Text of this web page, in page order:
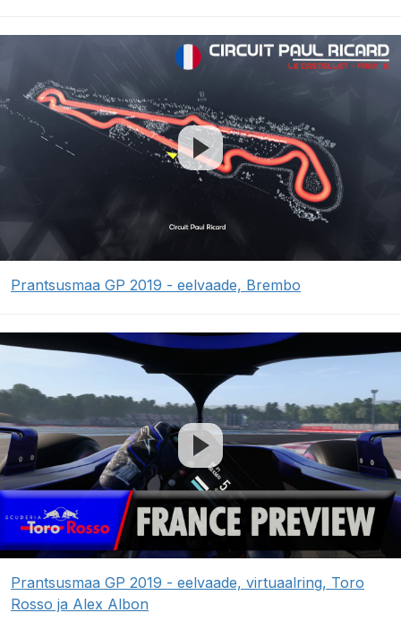
Prantsusmaa GP 2019 - eelvaade, Brembo
Prantsusmaa GP 2019 - eelvaade, virtuaalring, Toro
Rosso ja Alex Albon